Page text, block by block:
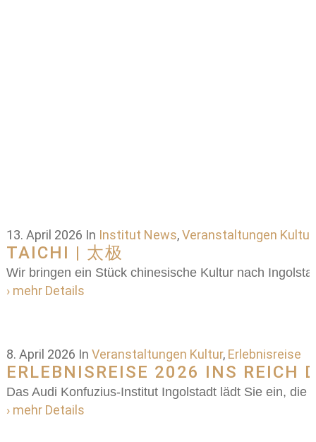
13. April 2026 In Institut News,Veranstaltungen Kultur
TAICHI | 太极
Wir bringen ein Stück chinesische Kultur nach
› mehr Details
8. April 2026 In Veranstaltungen Kultur, Erlebnisreise
ERLEBNISREISE 2026 INS REICH
Das Audi Konfuzius-Institut Ingolstadt lädt Sie ein, die
› mehr Details